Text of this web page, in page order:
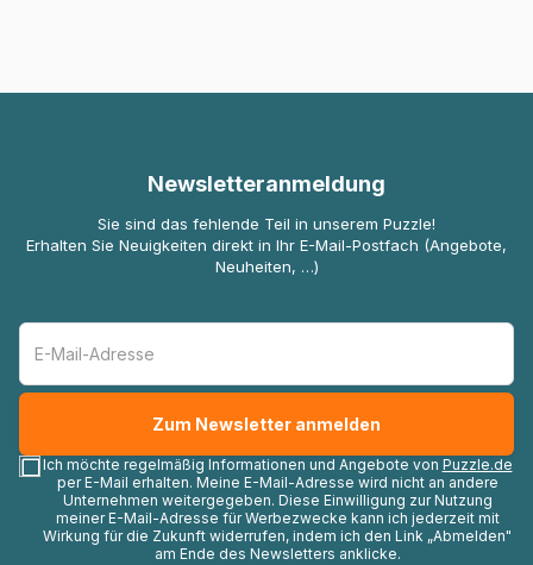
Newsletteranmeldung
Sie sind das fehlende Teil in unserem Puzzle!
Erhalten Sie Neuigkeiten direkt in Ihr E-Mail-Postfach (Angebote,
Neuheiten, …)
Ich möchte regelmäßig Informationen und Angebote von Puzzle.de
per E-Mail erhalten. Meine E-Mail-Adresse wird nicht an andere
Unternehmen weitergegeben. Diese Einwilligung zur Nutzung
meiner E-Mail-Adresse für Werbezwecke kann ich jederzeit mit
Wirkung für die Zukunft widerrufen, indem ich den Link „Abmelden"
am Ende des Newsletters anklicke.